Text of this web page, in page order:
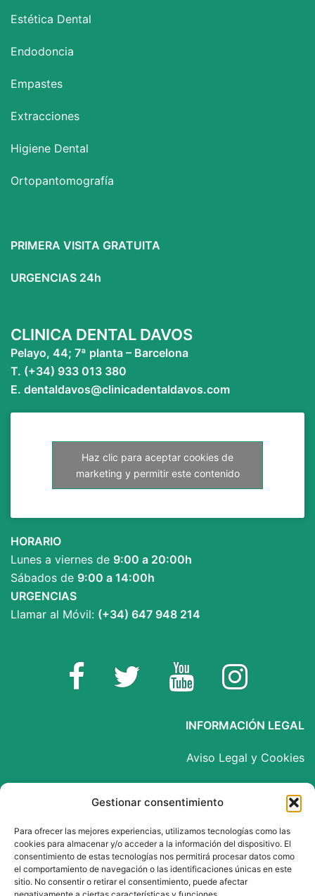
Gestionar consentimiento
Para ofrecer las mejores experiencias, utilizamos tecnologías como las
cookies para almacenar y/o acceder a la información del dispositivo. El
consentimiento de estas tecnologías nos permitirá procesar datos como
el comportamiento de navegación o las identificaciones únicas en este
sitio. No consentir o retirar el consentimiento, puede afectar
Estética Dental
Endodoncia
Empastes
Extracciones
Higiene Dental
Ortopantomografía
PRIMERA VISITA GRATUITA
URGENCIAS 24h
CLINICA DENTAL DAVOS
Pelayo, 44; 7ª planta – Barcelona
T. (+34) 933 013 380
E. dentaldavos@clinicadentaldavos.com
Haz clic para aceptar cookies de
marketing y permitir este contenido
HORARIO
Lunes a viernes de 9:00 a 20:00h
Sábados de 9:00 a 14:00h
URGENCIAS
Llamar al Móvil: (+34) 647 948 214
Facebook Twitter YouTube Instagram
INFORMACIÓN LEGAL
Aviso Legal y Cookies
INSPIRED BY
Reinventa tu Negocio